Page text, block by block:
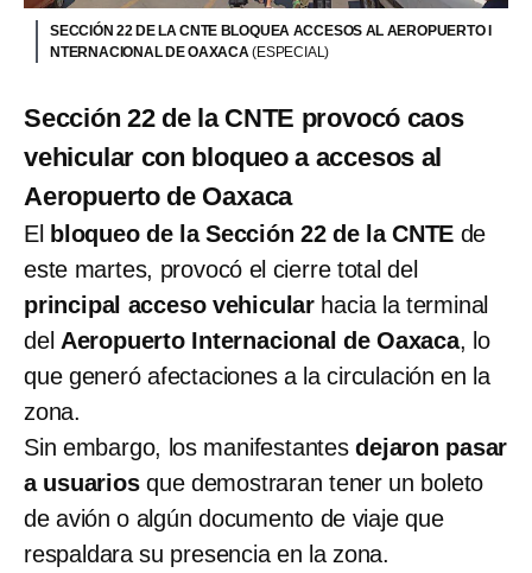
SECCIÓN 22 DE LA CNTE BLOQUEA ACCESOS AL AEROPUERTO I
NTERNACIONAL DE OAXACA(ESPECIAL)
Sección 22 de la CNTE provocó caos
vehicular con bloqueo a accesos al
Aeropuerto de Oaxaca
El bloqueo de la Sección 22 de la CNTE de
este martes, provocó el cierre total del
principal acceso vehicular hacia la terminal
del Aeropuerto Internacional de Oaxaca, lo
que generó afectaciones a la circulación en la
zona.
Sin embargo, los manifestantesdejaron pasar
a usuariosque demostraran tener un boleto
de avión o algún documento de viaje que
respaldara su presencia en la zona.